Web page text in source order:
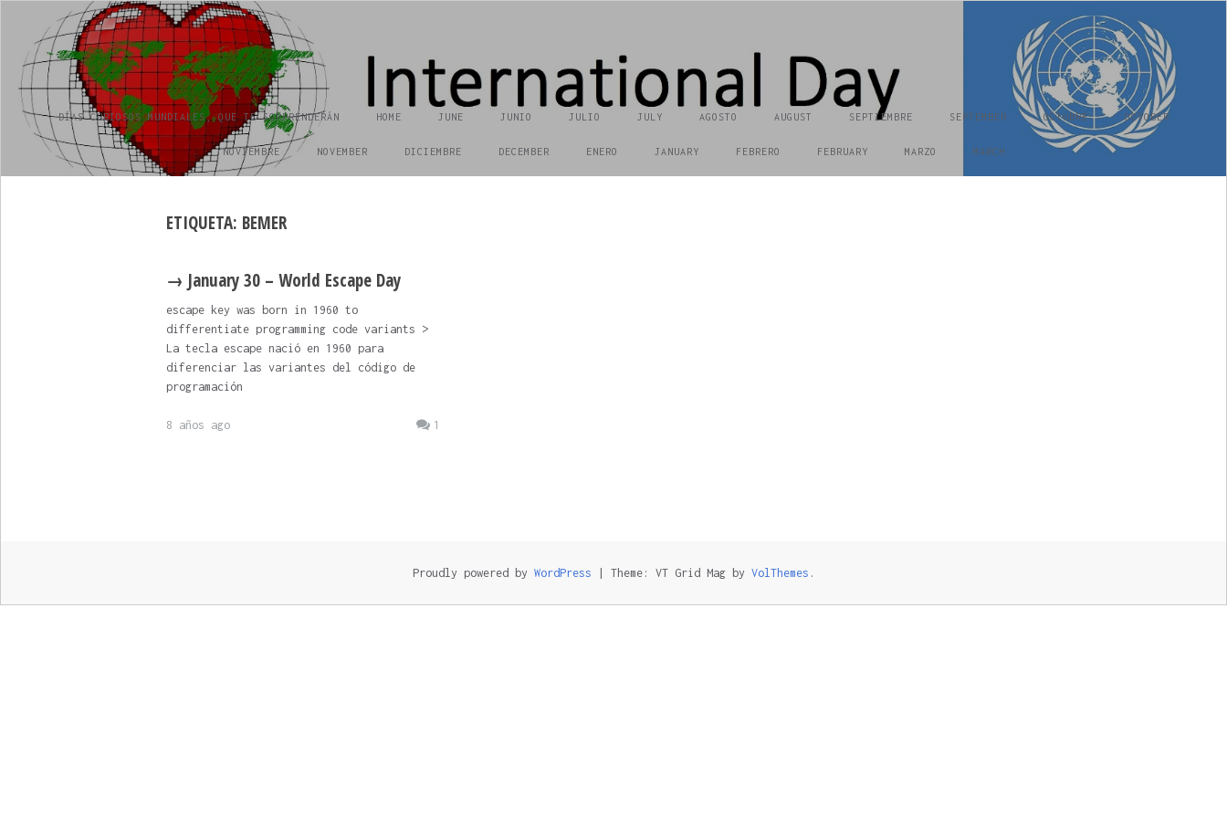
INTERNATIONAL DAY
día internacional
DÍAS CURIOSOS MUNDIALES, QUE TE SORPRENDERÁN HOME JUNE JUNIO JULIO JULY AGOSTO AUGUST SEPTIEMBRE SEPTEMBER OCTUBRE OCTOBER
NOVIEMBRE NOVEMBER DICIEMBRE DECEMBER ENERO JANUARY FEBRERO FEBRUARY MARZO MARCH
ETIQUETA: BEMER
→ January 30 – World Escape Day
escape key was born in 1960 to
differentiate programming code variants >
La tecla escape nació en 1960 para
diferenciar las variantes del código de
programación
1
8 años ago
Proudly powered by WordPress Theme: VT Grid Mag by VolThemes .